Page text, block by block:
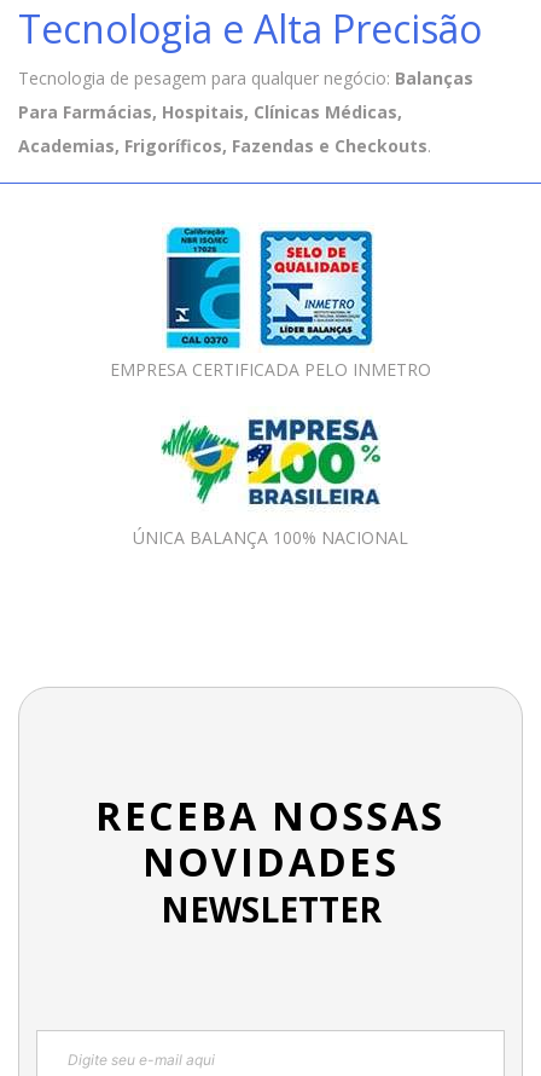
Tecnologia e Alta Precisão
Tecnologia de pesagem para qualquer negócio: Balanças
Para Farmácias, Hospitais, Clínicas Médicas,
Academias, Frigoríficos, Fazendas e Checkouts.
EMPRESA CERTIFICADA PELO INMETRO
ÚNICA BALANÇA 100% NACIONAL
RECEBA NOSSAS
NOVIDADES
NEWSLETTER